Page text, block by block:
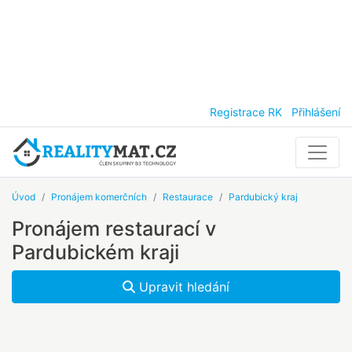
Registrace RK Přihlášení
Úvod Pronájem komerčních Restaurace Pardubický kraj
Pronájem restaurací v
Pardubickém kraji
Upravit hledání